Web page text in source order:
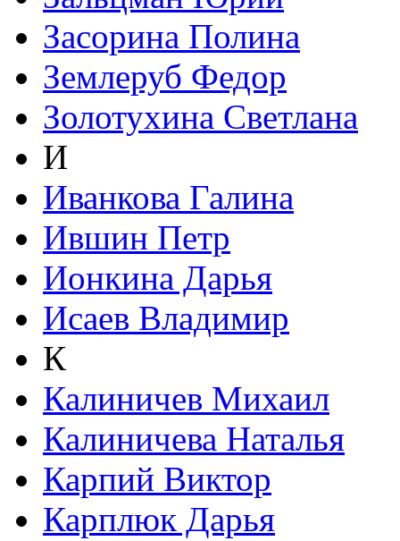
Засорина Полина
Землеруб Федор
Золотухина Светлана
И
Иванкова Галина
Ившин Петр
Ионкина Дарья
Исаев Владимир
К
Калиничев Михаил
Калиничева Наталья
Карпий Виктор
Карплюк Дарья